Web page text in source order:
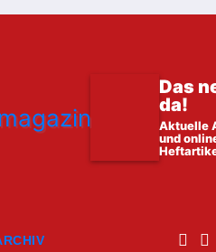
Das
da!
Aktuelle
und